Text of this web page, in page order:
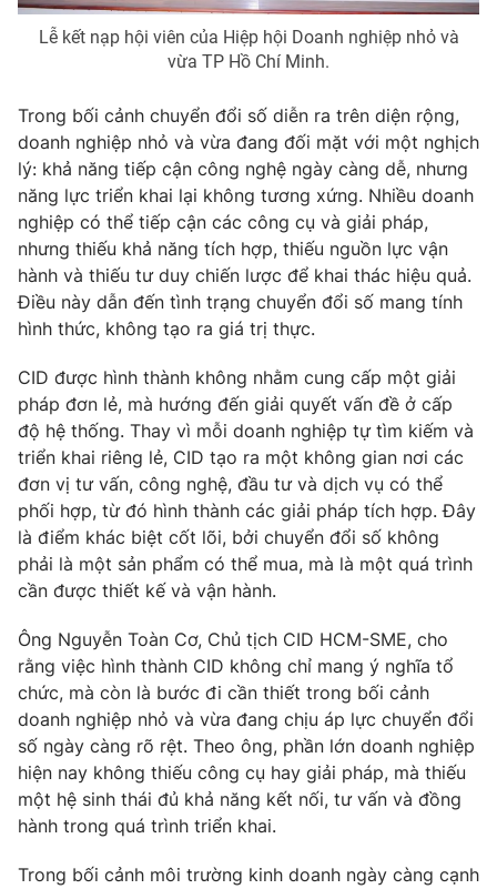
Lễ kết nạp hội viên của Hiệp hội Doanh nghiệp nhỏ và
vừa TP Hồ Chí Minh.
Trong bối cảnh chuyển đổi số diễn ra trên diện rộng,
doanh nghiệp nhỏ và vừa đang đối mặt với một nghịch
lý: khả năng tiếp cận công nghệ ngày càng dễ, nhưng
năng lực triển khai lại không tương xứng. Nhiều doanh
nghiệp có thể tiếp cận các công cụ và giải pháp,
nhưng thiếu khả năng tích hợp, thiếu nguồn lực vận
hành và thiếu tư duy chiến lược để khai thác hiệu quả.
Điều này dẫn đến tình trạng chuyển đổi số mang tính
hình thức, không tạo ra giá trị thực.
CID được hình thành không nhằm cung cấp một giải
pháp đơn lẻ, mà hướng đến giải quyết vấn đề ở cấp
độ hệ thống. Thay vì mỗi doanh nghiệp tự tìm kiếm và
triển khai riêng lẻ, CID tạo ra một không gian nơi các
đơn vị tư vấn, công nghệ, đầu tư và dịch vụ có thể
phối hợp, từ đó hình thành các giải pháp tích hợp. Đây
là điểm khác biệt cốt lõi, bởi chuyển đổi số không
phải là một sản phẩm có thể mua, mà là một quá trình
cần được thiết kế và vận hành.
Ông Nguyễn Toàn Cơ, Chủ tịch CID HCM-SME, cho
rằng việc hình thành CID không chỉ mang ý nghĩa tổ
chức, mà còn là bước đi cần thiết trong bối cảnh
doanh nghiệp nhỏ và vừa đang chịu áp lực chuyển đổi
số ngày càng rõ rệt. Theo ông, phần lớn doanh nghiệp
hiện nay không thiếu công cụ hay giải pháp, mà thiếu
một hệ sinh thái đủ khả năng kết nối, tư vấn và đồng
hành trong quá trình triển khai.
Trong bối cảnh môi trường kinh doanh ngày càng cạnh